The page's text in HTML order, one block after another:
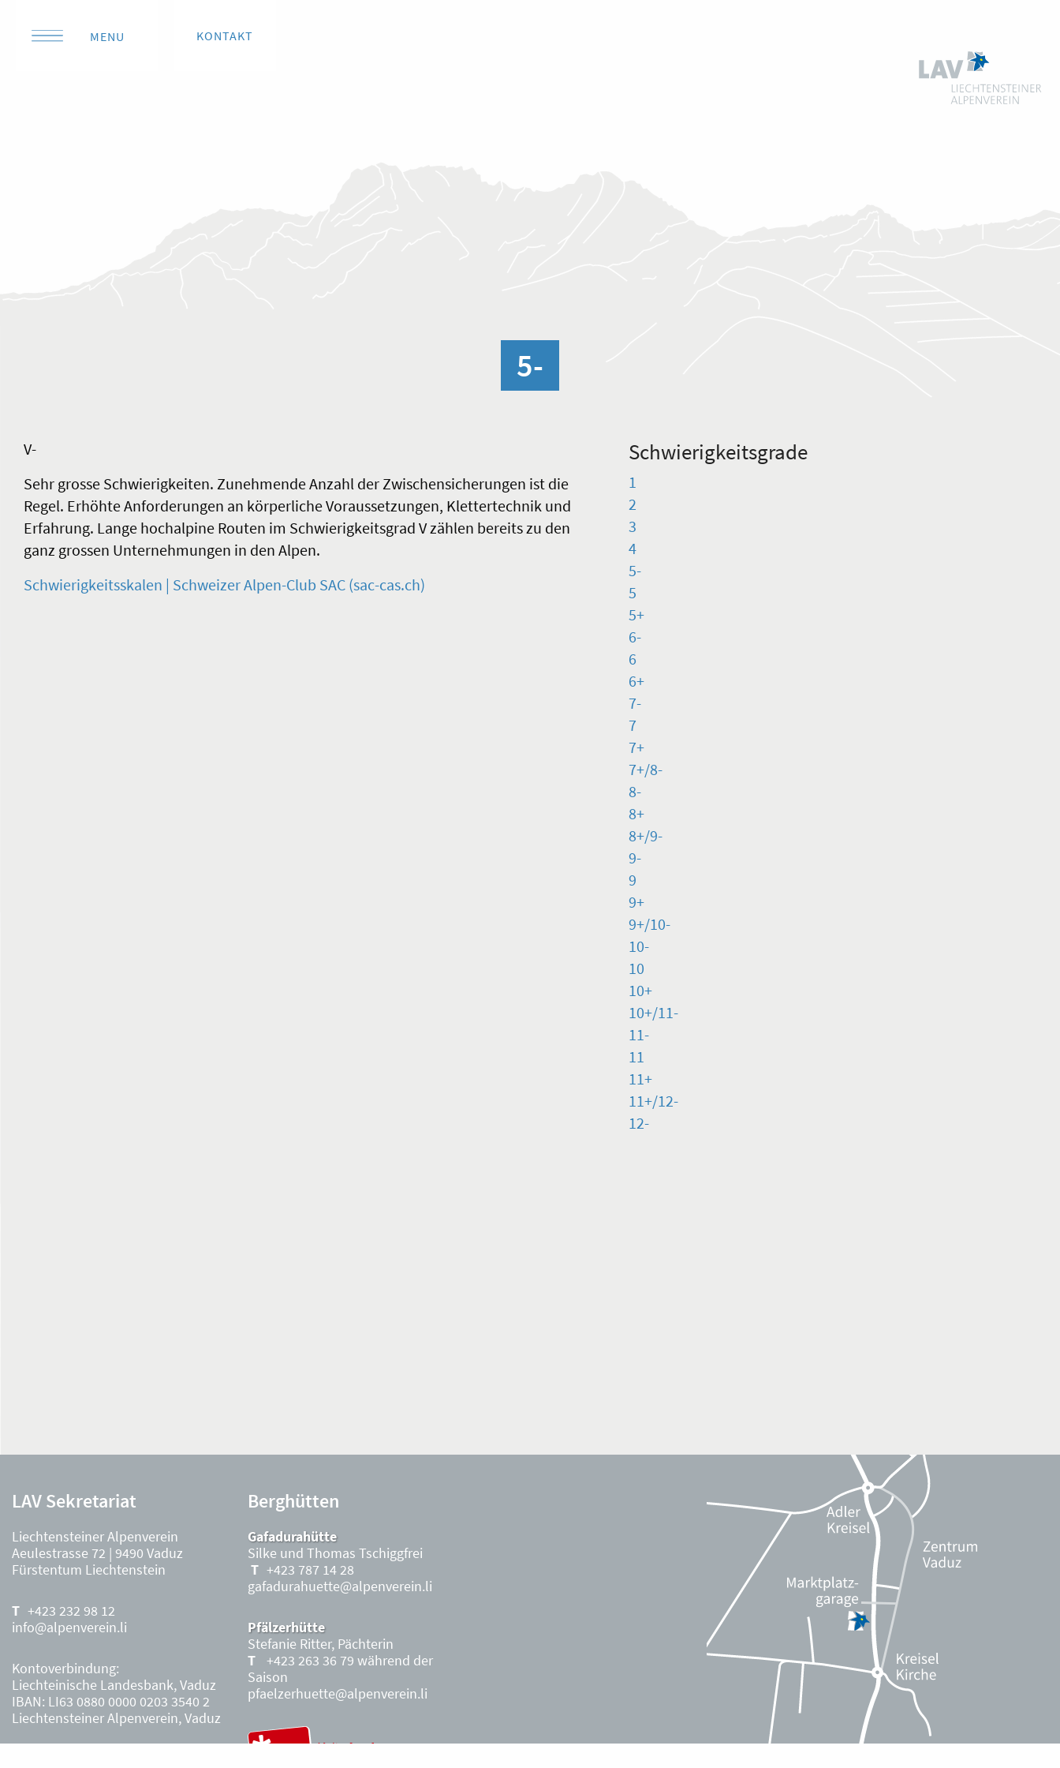
MENU KONTAKT
5-
V-
Sehr grosse Schwierigkeiten. Zunehmende Anzahl der Zwischensicherungen ist die
Regel. Erhöhte Anforderungen an körperliche Voraussetzungen, Klettertechnik und
Erfahrung. Lange hochalpine Routen im Schwierigkeitsgrad V zählen bereits zu den
ganz grossen Unternehmungen in den Alpen.
Schwierigkeitsskalen | Schweizer Alpen-Club SAC (sac-cas.ch)
Schwierigkeitsgrade
1
2
3
4
5-
5
5+
6-
6
6+
7-
7
7+
7+/8-
8-
8+
8+/9-
9-
9
9+
9+/10-
10-
10
10+
10+/11-
11-
11
11+
11+/12-
12-
LAV Sekretariat
Liechtensteiner Alpenverein
Aeulestrasse 72 | 9490 Vaduz
Fürstentum Liechtenstein
+423 232 98 12
info@alpenverein.li
Kontoverbindung:
Liechteinische Landesbank, Vaduz
IBAN: LI63 0880 0000 0203 3540 2
Liechtensteiner Alpenverein, Vaduz
Berghütten
Gafadurahütte
Silke und Thomas Tschiggfrei
+423 787 14 28
gafadurahuette@alpenverein.li
Pfälzerhütte
Stefanie Ritter, Pächterin
+423 263 36 79 während der
Saison
pfaelzerhuette@alpenverein.li